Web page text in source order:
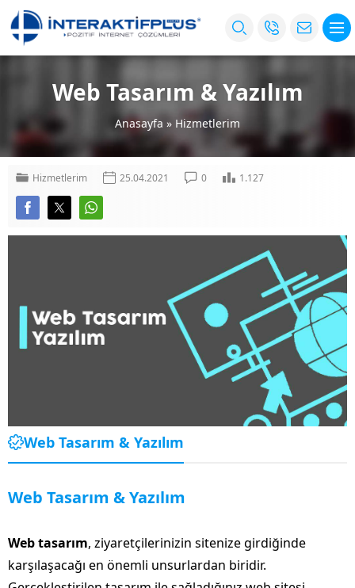
Web Tasarım & Yazılım
Anasayfa » Hizmetlerim
Hizmetlerim 25.04.2021 0 1.127
Web Tasarım & Yazılım
Web Tasarım & Yazılım
Web tasarım, ziyaretçilerinizin sitenize girdiğinde
karşılaşacağı en önemli unsurlardan biridir.